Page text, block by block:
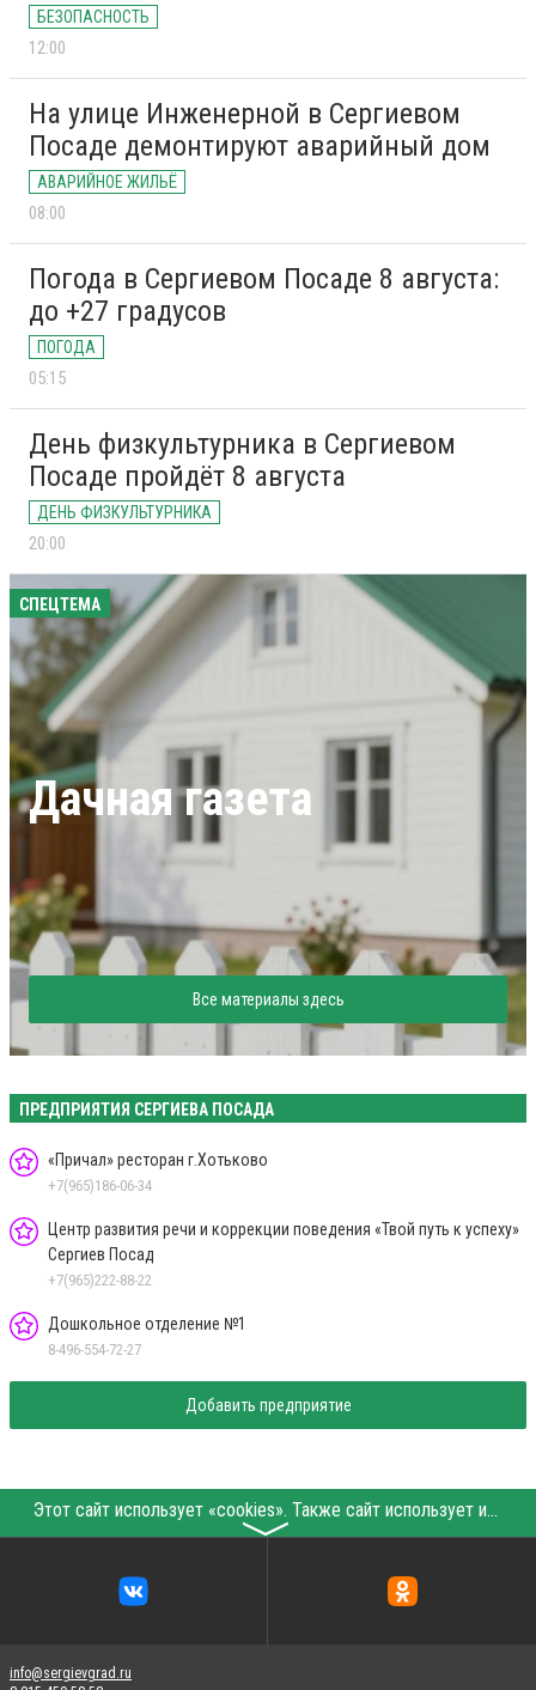
БЕЗОПАСНОСТЬ
12:00
На улице Инженерной в Сергиевом
Посаде демонтируют аварийный дом
АВАРИЙНОЕ ЖИЛЬЁ
08:00
Погода в Сергиевом Посаде 8 августа:
до +27 градусов
ПОГОДА
05:15
День физкультурника в Сергиевом
Посаде пройдёт 8 августа
ДЕНЬ ФИЗКУЛЬТУРНИКА
20:00
СПЕЦТЕМА
Дачная газета
Все материалы здесь
ПРЕДПРИЯТИЯ СЕРГИЕВА ПОСАДА
«Причал» ресторан г.Хотьково
+7(965)186-06-34
Центр развития речи и коррекции поведения «Твой путь к успеху»
Сергиев Посад
+7(965)222-88-22
Дошкольное отделение №1
8-496-554-72-27
Добавить предприятие
Этот сайт использует «cookies». Также сайт использует интернет-сервис для сбора технических данных касательно посетителей с целью получения маркетинговой и статистической информации. Условия обработки данных посетителей сайта см.
〉
info@sergievgrad.ru